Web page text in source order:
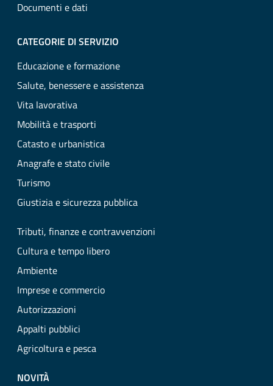
Documenti e dati
CATEGORIE DI SERVIZIO
Educazione e formazione
Salute, benessere e assistenza
Vita lavorativa
Mobilità e trasporti
Catasto e urbanistica
Anagrafe e stato civile
Turismo
Giustizia e sicurezza pubblica
Tributi, finanze e contravvenzioni
Cultura e tempo libero
Ambiente
Imprese e commercio
Autorizzazioni
Appalti pubblici
Agricoltura e pesca
NOVITÀ